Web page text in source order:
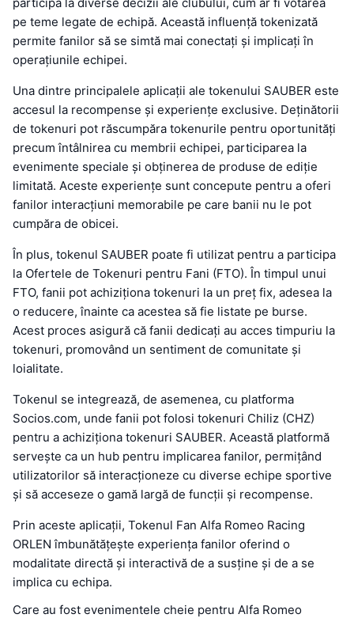
pe teme legate de echipă. Această influență tokenizată
permite fanilor să se simtă mai conectați și implicați în
operațiunile echipei.
Una dintre principalele aplicații ale tokenului SAUBER este
accesul la recompense și experiențe exclusive. Deținătorii
de tokenuri pot răscumpăra tokenurile pentru oportunități
precum întâlnirea cu membrii echipei, participarea la
evenimente speciale și obținerea de produse de ediție
limitată. Aceste experiențe sunt concepute pentru a oferi
fanilor interacțiuni memorabile pe care banii nu le pot
cumpăra de obicei.
În plus, tokenul SAUBER poate fi utilizat pentru a participa
la Ofertele de Tokenuri pentru Fani (FTO). În timpul unui
FTO, fanii pot achiziționa tokenuri la un preț fix, adesea la
o reducere, înainte ca acestea să fie listate pe burse.
Acest proces asigură că fanii dedicați au acces timpuriu la
tokenuri, promovând un sentiment de comunitate și
loialitate.
Tokenul se integrează, de asemenea, cu platforma
Socios.com, unde fanii pot folosi tokenuri Chiliz (CHZ)
pentru a achiziționa tokenuri SAUBER. Această platformă
servește ca un hub pentru implicarea fanilor, permițând
utilizatorilor să interacționeze cu diverse echipe sportive
și să acceseze o gamă largă de funcții și recompense.
Prin aceste aplicații, Tokenul Fan Alfa Romeo Racing
ORLEN îmbunătățește experiența fanilor oferind o
modalitate directă și interactivă de a susține și de a se
implica cu echipa.
Care au fost evenimentele cheie pentru Alfa Romeo